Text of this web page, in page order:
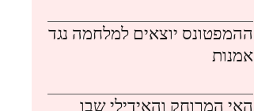
ההמפטונס יוצאים למלחמה נגד
אמנות
האי המרוחק והאידילי שבו